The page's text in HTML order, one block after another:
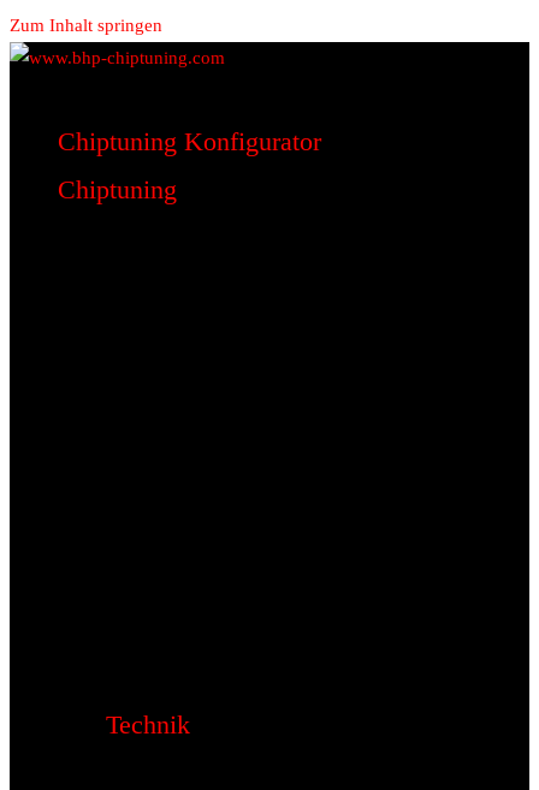
Zum Inhalt springen
www.bhp-chiptuning.com
BHP Motorsport
Chiptuning Konfigurator
Chiptuning
Technik